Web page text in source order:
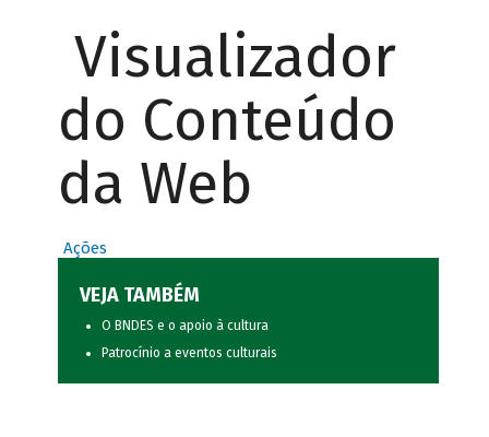
Visualizador
do Conteúdo
da Web
Ações
VEJA TAMBÉM
O BNDES e o apoio à cultura
Patrocínio a eventos culturais